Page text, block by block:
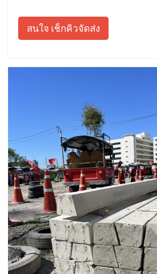
สนใจ เช็กคิวจัดส่ง